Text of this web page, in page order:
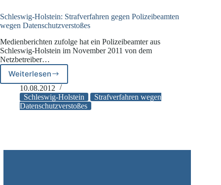
Schleswig-Holstein: Strafverfahren gegen Polizeibeamten
wegen Datenschutzverstoßes
Medienberichten zufolge hat ein Polizeibeamter aus
Schleswig-Holstein im November 2011 von dem
Netzbetreiber…
WeiterlesenSchleswig-
Holstein:
Strafverfahren
gegen
10.08.2012
Schleswig-Holstein
Strafverfahren wegen
Datenschutzverstoßes